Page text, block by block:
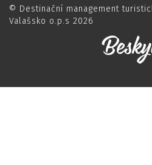
© Destinační management
Valašsko o.p.s 2026